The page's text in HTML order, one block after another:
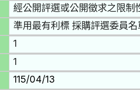
經公開評選或公開徵求之限制
準用最有利標 採購評選委員名
1
1
115/04/13